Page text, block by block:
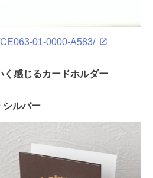
01-0000-A583/
く感じるカードホルダー
シルバー